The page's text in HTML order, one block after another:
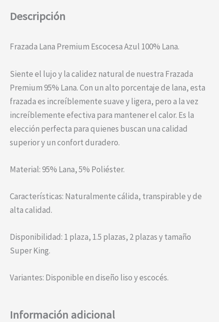
Descripción
Frazada Lana Premium Escocesa Azul 100% Lana.
Siente el lujo y la calidez natural de nuestra Frazada
Premium 95% Lana. Con un alto porcentaje de lana, esta
frazada es increíblemente suave y ligera, pero a la vez
increíblemente efectiva para mantener el calor. Es la
elección perfecta para quienes buscan una calidad
superior y un confort duradero.
Material: 95% Lana, 5% Poliéster.
Características: Naturalmente cálida, transpirable y de
alta calidad.
Disponibilidad: 1 plaza, 1.5 plazas, 2 plazas y tamaño
Super King.
Variantes: Disponible en diseño liso y escocés.
Información adicional